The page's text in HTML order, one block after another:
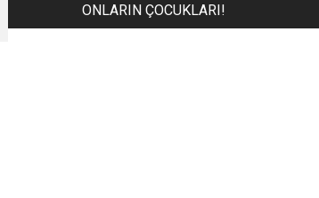
ONLARIN ÇOCUKLARI!